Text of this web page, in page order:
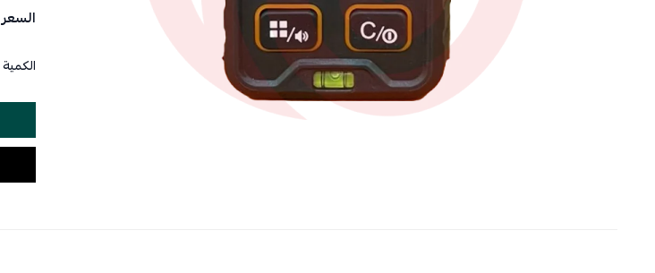
السعر
الكمية